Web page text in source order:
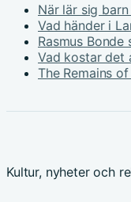
När lär sig
Vad händer i
Rasmus
Vad kostar det
The Remains
Kultur, nyheter och